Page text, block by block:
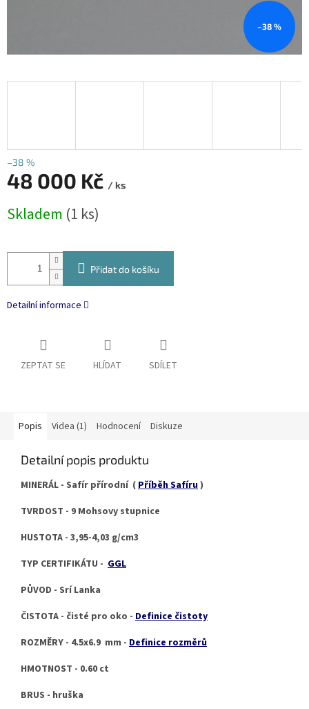
–38 %
–38 %
48 000 Kč / ks
cena:
Skladem (1 ks)
Přidat do košíku
Detailní informace
ZEPTAT SE HLÍDAT SDÍLET
Popis Videa (1) Hodnocení Diskuze
Detailní popis produktu
MINERÁL - Safír přírodní (Příběh Safíru)
TVRDOST - 9 Mohsovy stupnice
HUSTOTA - 3,95-4,03 g/cm3
TYP CERTIFIKÁTU - GGL
PŮVOD - Srí Lanka
ČISTOTA - čisté pro oko - Definice čistoty
ROZMĚRY - 4.5x6.9 mm - Definice rozměrů
HMOTNOST - 0.60 ct
BRUS - hruška